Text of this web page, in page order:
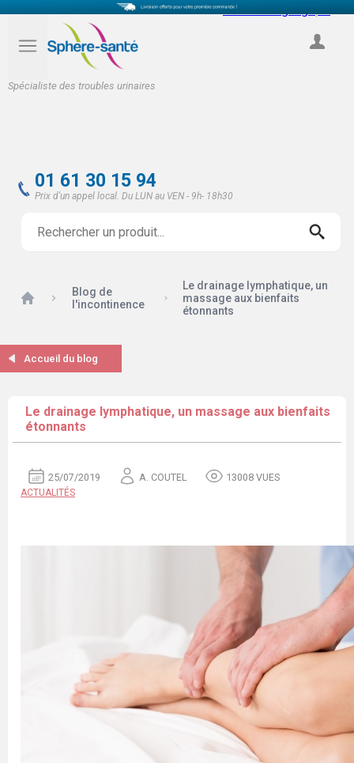
Spécialiste des troubles urinaires
Select Language
01 61 30 15 94
Prix d'un appel local. Du LUN au VEN - 9h- 18h30
Accueil
Blog de
l'incontinence
Le drainage lymphatique, un
massage aux bienfaits
étonnants
Accueil du blog
Le drainage lymphatique, un massage aux bienfaits
étonnants
25/07/2019 A. COUTEL 13008 VUES
ACTUALITÉS